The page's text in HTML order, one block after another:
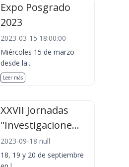
Expo Posgrado
2023
2023-03-15 18:00:00
Miércoles 15 de marzo
desde la...
Leer más
XXVII Jornadas
"Investigacione...
2023-09-18 null
18, 19 y 20 de septiembre